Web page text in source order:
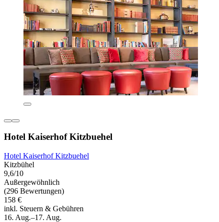
Hotel Kaiserhof Kitzbuehel
Hotel Kaiserhof Kitzbuehel
Kitzbühel
9,6/10
Außergewöhnlich
(296 Bewertungen)
158 €
inkl. Steuern & Gebühren
16. Aug.–17. Aug.